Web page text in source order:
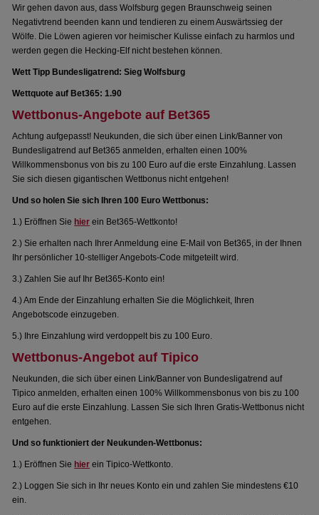
Wir gehen davon aus, dass Wolfsburg gegen Braunschweig seinen
Negativtrend beenden kann und tendieren zu einem Auswärtssieg der
Wölfe. Die Löwen agieren vor heimischer Kulisse einfach zu harmlos und
werden gegen die Hecking-Elf nicht bestehen können.
Wett Tipp Bundesligatrend: Sieg Wolfsburg
Wettquote auf Bet365: 1.90
Wettbonus-Angebote auf Bet365
Achtung aufgepasst! Neukunden, die sich über einen Link/Banner von
Bundesligatrend auf Bet365 anmelden, erhalten einen 100%
Willkommensbonus von bis zu 100 Euro auf die erste Einzahlung. Lassen
Sie sich diesen gigantischen Wettbonus nicht entgehen!
Und so holen Sie sich Ihren 100 Euro Wettbonus:
1.) Eröffnen Sie hier ein Bet365-Wettkonto!
2.) Sie erhalten nach Ihrer Anmeldung eine E-Mail von Bet365, in der Ihnen
Ihr persönlicher 10-stelliger Angebots-Code mitgeteilt wird.
3.) Zahlen Sie auf Ihr Bet365-Konto ein!
4.) Am Ende der Einzahlung erhalten Sie die Möglichkeit, Ihren
Angebotscode einzugeben.
5.) Ihre Einzahlung wird verdoppelt bis zu 100 Euro.
Wettbonus-Angebot auf Tipico
Neukunden, die sich über einen Link/Banner von Bundesligatrend auf
Tipico anmelden, erhalten einen 100% Willkommensbonus von bis zu 100
Euro auf die erste Einzahlung. Lassen Sie sich Ihren Gratis-Wettbonus nicht
entgehen.
Und so funktioniert der Neukunden-Wettbonus:
1.) Eröffnen Sie hier ein Tipico-Wettkonto.
2.) Loggen Sie sich in Ihr neues Konto ein und zahlen Sie mindestens €10
ein.